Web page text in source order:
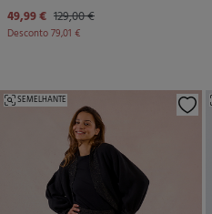
49,99 € 129,00 €
Desconto79,01 €
SEMELHANTE